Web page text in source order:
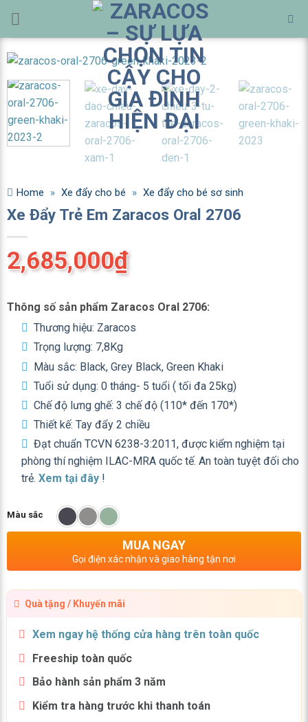
qua
nội
dung
Home » Xe đẩy cho bé » Xe đẩy cho bé sơ sinh
Xe Đẩy Trẻ Em Zaracos Oral 2706
2,685,000₫
Thông số sản phẩm Zaracos Oral 2706:
Thương hiệu: Zaracos
Trọng lượng: 7,8Kg
Màu sắc: Black, Grey Black, Green Khaki
Tuổi sử dụng: 0 tháng- 5 tuổi ( tối đa 25kg)
Chế độ lưng ghế: 3 chế độ (110* đến 170*)
Thiết kế: Tay đẩy 2 chiều
Đạt chuẩn TCVN 6238-3:2011, được kiểm nghiệm tại
phòng thí nghiệm ILAC-MRA quốc tế. An toàn tuyệt đối cho
trẻ. Xem tại đây!
Màu sắc
MUA NGAY
Gọi điện xác nhận và giao hàng tận nơi
Quà tặng / Khuyến mãi
Xem ngay hệ thống cửa hàng trên toàn quốc
Freeship toàn quốc
Bảo hành sản phẩm 3 năm
Kiểm tra hàng trước khi thanh toán